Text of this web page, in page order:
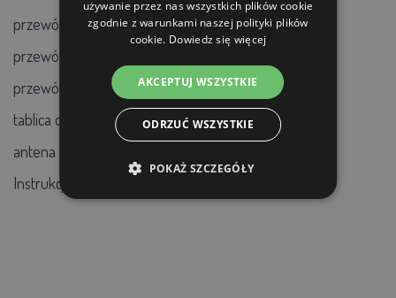
przewód uziemiający 150 cm (oko-oko)
przewód połączeniowy 100 cm (oko-serce)
przewód akumulatorowy DUO 1,7 m
tablica ostrzegawcza ogrodzenia
antena do generatora
Instrukcja obsługi
używanie przez nas wszystkich plików cookie
zgodnie z warunkami naszej polityki plików
cookie. Dowiedz się więcej
AKCEPTUJ WSZYSTKIE
ODRZUĆ WSZYSTKIE
POKAŻ SZCZEGÓŁY